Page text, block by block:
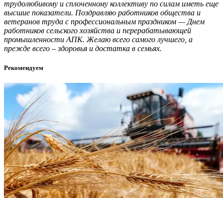
трудолюбивому и сплоченному коллективу по силам иметь еще
высшие показатели. Поздравляю работников общества и
ветеранов труда с профессиональным праздником — Днем
работников сельского хозяйства и перерабатывающей
промышленности АПК. Желаю всего самого лучшего, а
прежде всего – здоровья и достатка в семьях.
Рекомендуем